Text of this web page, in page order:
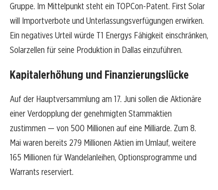
Gruppe. Im Mittelpunkt steht ein TOPCon-Patent. First Solar
will Importverbote und Unterlassungsverfügungen erwirken.
Ein negatives Urteil würde T1 Energys Fähigkeit einschränken,
Solarzellen für seine Produktion in Dallas einzuführen.
Kapitalerhöhung und Finanzierungslücke
Auf der Hauptversammlung am 17. Juni sollen die Aktionäre
einer Verdopplung der genehmigten Stammaktien
zustimmen — von 500 Millionen auf eine Milliarde. Zum 8.
Mai waren bereits 279 Millionen Aktien im Umlauf, weitere
165 Millionen für Wandelanleihen, Optionsprogramme und
Warrants reserviert.